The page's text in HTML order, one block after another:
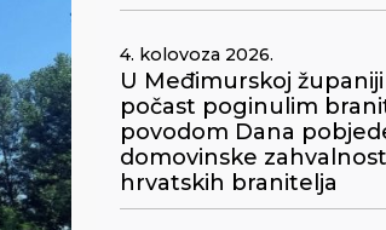
4. kolovoza 2026.
U Međimurskoj
počast poginulim
povodom Dana
domovinske
hrvatskih branitelja